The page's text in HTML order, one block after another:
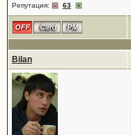
Репутация: 63
Bilan